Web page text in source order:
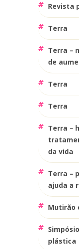
revista
terra
terra – mamoplastia é a única forma
de
terra
terra
terra – homens vaidosos – há
da vida
terra – peeling – tratamento que
ajuda a
simpósio internacional de cirurgia
plástica